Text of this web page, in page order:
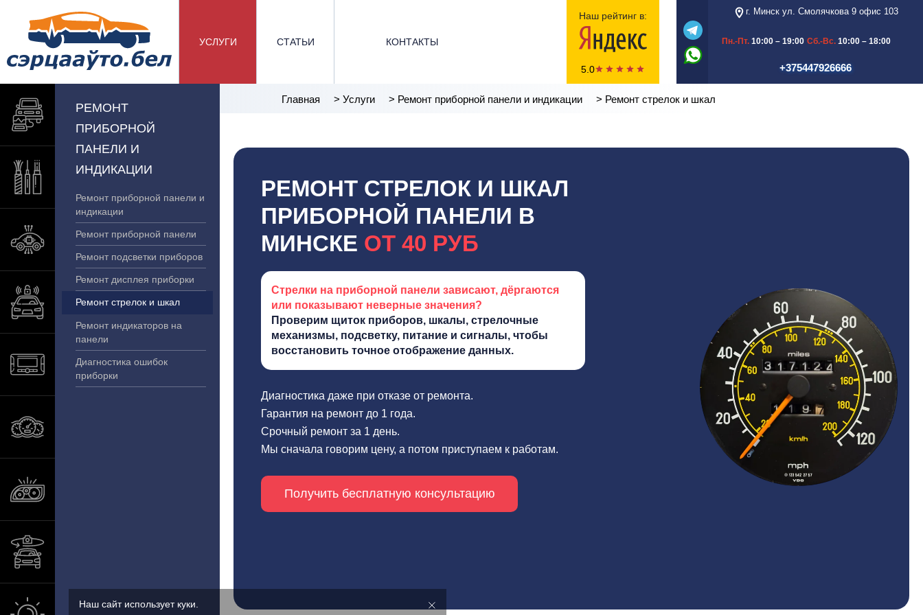
УСЛУГИ СТАТЬИ КОНТАКТЫ
Наш рейтинг в:
5.0
г. Минск ул. Смолячкова 9 офис 103
Пн.-Пт.10:00 – 19:00 Сб.-Вс.10:00 – 18:00
+375447926666
РЕМОНТ
ПРИБОРНОЙ
ПАНЕЛИ И
ИНДИКАЦИИ
Ремонт приборной панели и
индикации
Ремонт приборной панели
Ремонт подсветки приборов
Ремонт дисплея приборки
Ремонт стрелок и шкал
Ремонт индикаторов на
панели
Диагностика ошибок
приборки
Главная > Услуги > Ремонт приборной панели и индикации > Ремонт стрелок и шкал
РЕМОНТ СТРЕЛОК И ШКАЛ
ПРИБОРНОЙ ПАНЕЛИ В
МИНСКЕ ОТ 40 РУБ
Стрелки на приборной панели зависают, дёргаются
или показывают неверные значения?
Проверим щиток приборов, шкалы, стрелочные
механизмы, подсветку, питание и сигналы, чтобы
восстановить точное отображение данных.
Диагностика даже при отказе от ремонта.
Гарантия на ремонт до 1 года.
Срочный ремонт за 1 день.
Мы сначала говорим цену, а потом приступаем к работам.
Получить бесплатную консультацию
Наш сайт использует куки.